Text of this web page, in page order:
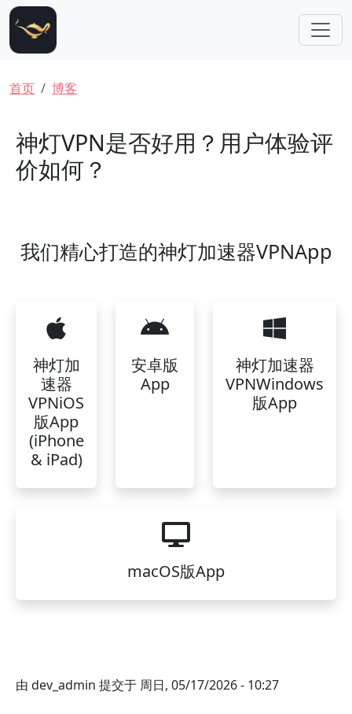
跳转到主要内容
面包屑
首页 博客
神灯VPN是否好用？用户体验评
价如何？
我们精心打造的神灯加速器VPNApp
神灯加
速器
VPNiOS
版App
(iPhone
& iPad)
安卓版
App
神灯加速器
VPNWindows
版App
macOS版App
由 dev_admin 提交于 周日, 05/17/2026 - 10:27